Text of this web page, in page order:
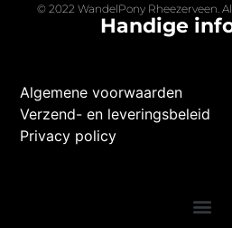
© 2022 WandelPony Rheezerveen.
Handige
Algemene voorwaarden
Verzend- en leveringsbeleid
Privacy policy